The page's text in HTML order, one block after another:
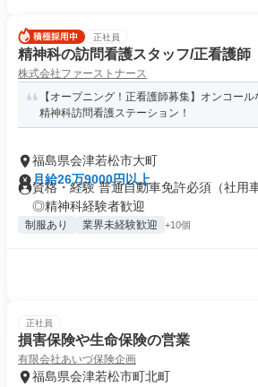
正社員
精神科の訪問看護スタッフ/正看護師
株式会社ファーストナース
【オープニング！正看護師募集】オンコー
精神科訪問看護ステーション！
福島県会津若松市大町
月給26万9000円以上
資格・経験 普通自動車免許必須（社用
◎精神科経験者歓迎
制服あり 業界未経験歓迎 +10個
正社員
損害保険や生命保険の営業
有限会社あいづ保険企画
福島県会津若松市町北町